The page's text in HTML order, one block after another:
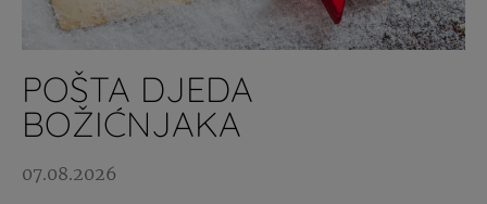
POŠTA DJEDA
BOŽIĆNJAKA
07.08.2026